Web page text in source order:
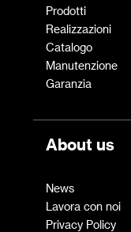
Prodotti
Realizzazioni
Catalogo
Manutenzione
Garanzia
About us
News
Lavora con noi
Privacy Policy